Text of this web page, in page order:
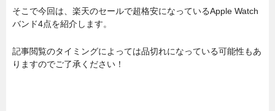
そこで今回は、楽天のセールで超格安になっているApple Watch
バンド4点を紹介します。
記事閲覧のタイミングによっては品切れになっている可能性もあ
りますのでご了承ください！